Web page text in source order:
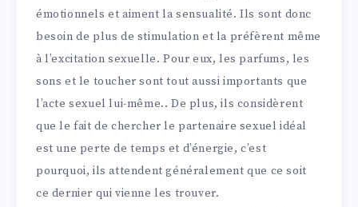
émotionnels et aiment la sensualité. Ils sont donc
besoin de plus de stimulation et la préfèrent même
à l’excitation sexuelle. Pour eux, les parfums, les
sons et le toucher sont tout aussi importants que
l’acte sexuel lui-même.. De plus, ils considèrent
que le fait de chercher le partenaire sexuel idéal
est une perte de temps et d’énergie, c’est
pourquoi, ils attendent généralement que ce soit
ce dernier qui vienne les trouver.